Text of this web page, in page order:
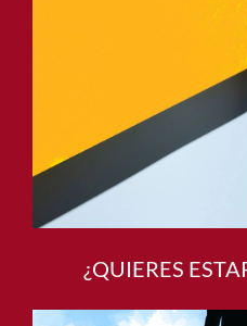
¿QUIERES